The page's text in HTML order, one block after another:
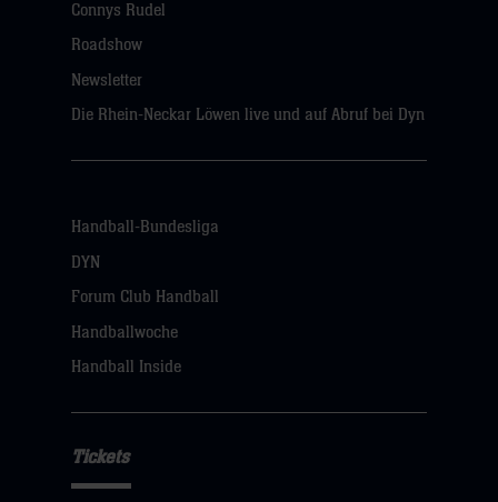
Connys Rudel
Roadshow
Newsletter
Die Rhein-Neckar Löwen live und auf Abruf bei Dyn
Handball-Bundesliga
DYN
Forum Club Handball
Handballwoche
Handball Inside
Tickets